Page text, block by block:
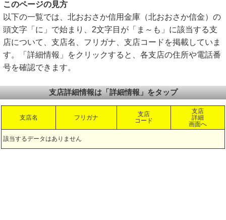
このページの見方
以下の一覧では、北おおさか信用金庫（北おおさか信金）の
頭文字「に」で始まり、2文字目が「ま～も」に該当する支
店について、支店名、フリガナ、支店コードを掲載していま
す。「詳細情報」をクリックすると、各支店の住所や電話番
号を確認できます。
支店詳細情報は「詳細情報」をタップ
支店名 フリガナ
支店
コード
支店
詳細
画面へ
該当するデータはありません